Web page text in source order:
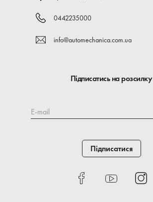
0442235000
info@automechanica.com.ua
Підписатись на розсилку
E-mail
Підписатися